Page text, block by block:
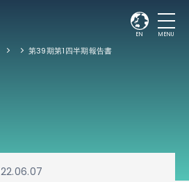
EN MENU
第39期第1四半期報告書